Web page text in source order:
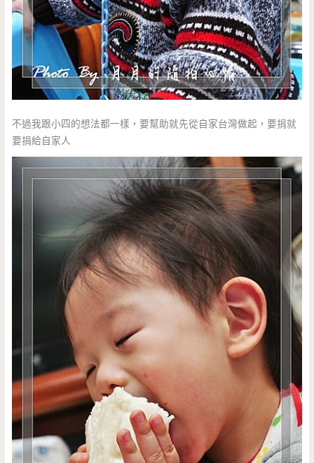
不過我跟小四的想法都一樣，要幫助就先從自家台灣做起，要捐就
要捐給自家人